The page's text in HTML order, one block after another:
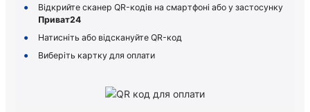
Відкрийте сканер QR-кодів на смартфоні або у застосунку
Приват24
Натисніть або відскануйте QR-код
Виберіть картку для оплати